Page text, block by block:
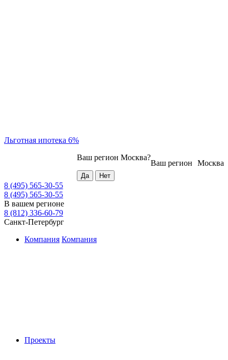
Льготная ипотека 6%
Москва
Ваш регион
Ваш регион Москва?
8 (495) 565-30-55
8 (495) 565-30-55
В вашем регионе
8 (812) 336-60-79
Санкт-Петербург
Компания Компания
Проекты